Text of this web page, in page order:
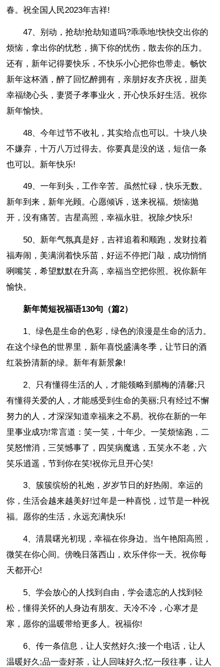
春。祝全国人民2023年吉祥!
47、别动，抢劫!抢劫知道吗?乖乖地!快快交出你的
烦恼，拿出你的忧愁，摘下你的忧伤，散去你的压力。
还有，新年记得要快乐，不快乐小心把你也带走。畅饮
新年这杯酒，醉了回忆醉拥有，亲朋好友齐庆祝，甜美
幸福绕心头，妻贤子孝事业火，开心快乐好生活。祝你
新年愉快。
48、今年过节不收礼，其实给点也可以。十块八块
不嫌弃，十万八万过得去。你要真是没的送，短信一条
也可以。新年快乐!
49、一年到头，工作辛苦。虽然忙碌，快乐无数。
新年到来，新年光顾。心愿倾诉，送来祝福。烦恼抛
开，没有痛苦。吉星高照，幸福永驻。祝除夕快乐!
50、新年气氛真是好，吉祥追着和顺跑，发财拉着
福寿闹，美满润着快乐苗，好运不停把门敲，成功悄悄
咧嘴笑，希望默默在升高，幸福当空把你照。祝你新年
愉快。
新年简短祝福语130句（篇2）
1、绿色是生命的色彩，绿色的浪漫是生命的活力。
在这个绿色的世界里，新年喜悦盛满冬季，让节日的酒
红装扮清新的绿。新年有新景象!
2、只有懂得生活的人，才能领略到腊梅的清馨;只
有懂得关爱的人，才能感受到生命的美丽;只有经过不懈
努力的人，才深深知道幸福来之不易。祝你在新的一年
里事业成功!常言道：笑一笑，十年少。一笑烦恼跑，二
笑怒憎消，三笑憾事了，四笑病魔逃，五笑永不老，六
笑乐逍遥，节到你在笑!祝你元旦开心笑!
3、簇簇缤纷的礼炮，岁岁节日的好热闹。幸运的
你，生活会越来越美好!过年是一种喜悦，过节是一种祝
福。愿你的生活，永远充满快乐!
4、清晨曙光初现，幸福在你身边。当午艳阳高照，
微笑在你心间。傍晚日落西山，欢乐伴你一天。祝你每
天都开心!
5、学会放心的人找到自由，学会遗忘的人找到轻
松，懂得关怀的人身边有朋友。天冷不冷，心寒才是
寒，愿你的温暖带给更多人。祝福你!
6、传一条信息，让人安然好久;接一个电话，让人
温暖好久;品一壶好茶，让人回味好久;忆一段往事，让人